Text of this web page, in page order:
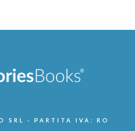
SRL - PARTITA IVA: RO